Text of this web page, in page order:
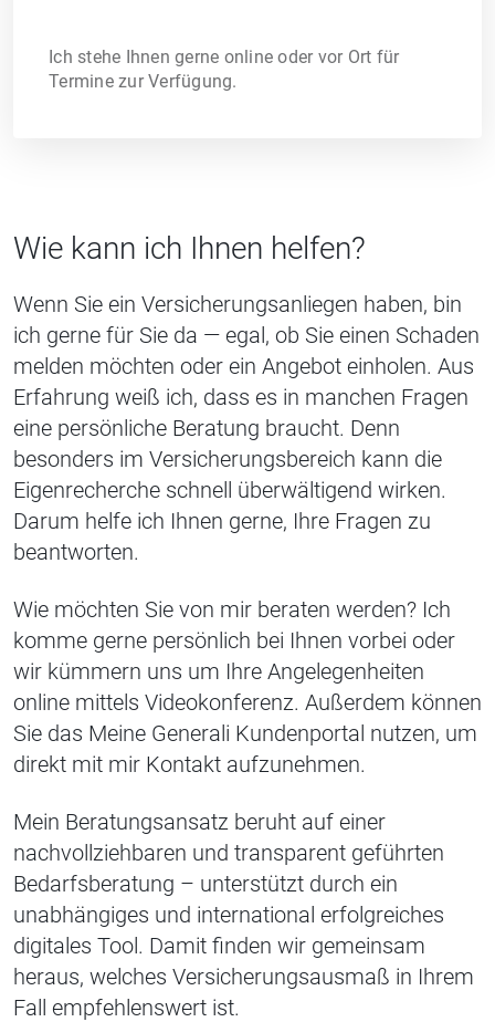
Ich stehe Ihnen gerne online oder vor Ort für
Termine zur Verfügung.
Wie kann ich Ihnen helfen?
Wenn Sie ein Versicherungsanliegen haben, bin
ich gerne für Sie da — egal, ob Sie einen Schaden
melden möchten oder ein Angebot einholen. Aus
Erfahrung weiß ich, dass es in manchen Fragen
eine persönliche Beratung braucht. Denn
besonders im Versicherungsbereich kann die
Eigenrecherche schnell überwältigend wirken.
Darum helfe ich Ihnen gerne, Ihre Fragen zu
beantworten.
Wie möchten Sie von mir beraten werden? Ich
komme gerne persönlich bei Ihnen vorbei oder
wir kümmern uns um Ihre Angelegenheiten
online mittels Videokonferenz. Außerdem können
Sie das Meine Generali Kundenportal nutzen, um
direkt mit mir Kontakt aufzunehmen.
Mein Beratungsansatz beruht auf einer
nachvollziehbaren und transparent geführten
Bedarfsberatung – unterstützt durch ein
unabhängiges und international erfolgreiches
digitales Tool. Damit finden wir gemeinsam
heraus, welches Versicherungsausmaß in Ihrem
Fall empfehlenswert ist.